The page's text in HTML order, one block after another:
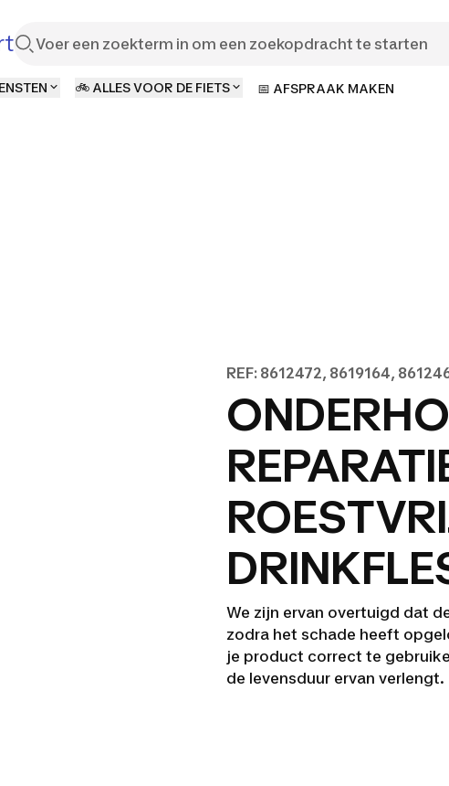
🚲 ALLES VOOR DE FIETS 📅 AFSPRAAK MAKEN
REF: 8612472, 8619164,
We zijn ervan overtuigd dat
zodra het schade heeft
je product correct te
de levensduur ervan verlengt.